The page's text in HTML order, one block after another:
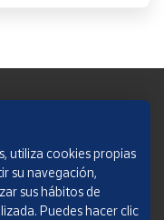
utiliza cookies propias
su navegación,
sus hábitos de
Puedes hacer clic